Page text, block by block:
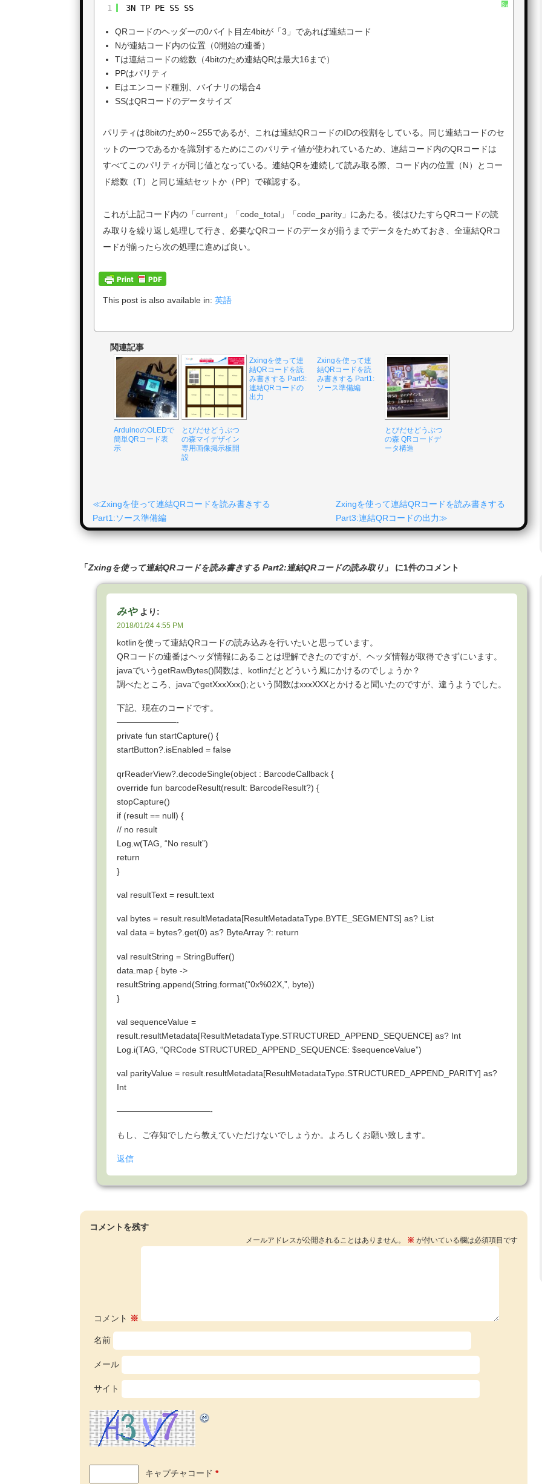
1 3N TP PE SS SS
QRコードのヘッダーの0バイト目左4bitが「3」であれば連結コード
Nが連結コード内の位置（0開始の連番）
Tは連結コードの総数（4bitのため連結QRは最大16まで）
PPはパリティ
Eはエンコード種別、バイナリの場合4
SSはQRコードのデータサイズ
パリティは8bitのため0～255であるが、これは連結QRコードのIDの役割をしている。同じ連結コードのセ
ットの一つであるかを識別するためにこのパリティ値が使われているため、連結コード内のQRコードは
すべてこのパリティが同じ値となっている。連結QRを連続して読み取る際、コード内の位置（N）とコー
ド総数（T）と同じ連結セットか（PP）で確認する。
これが上記コード内の「current」「code_total」「code_parity」にあたる。後はひたすらQRコードの読
み取りを繰り返し処理して行き、必要なQRコードのデータが揃うまでデータをためておき、全連結QRコ
ードが揃ったら次の処理に進めば良い。
This post is also available in: 英語
関連記事
ArduinoのOLEDで
簡単QRコード表
示
とびだせどうぶつ
の森マイデザイン
専用画像掲示板開
設
Zxingを使って連
結QRコードを読
み書きする Part3:
連結QRコードの
出力
Zxingを使って連
結QRコードを読
み書きする Part1:
ソース準備編
とびだせどうぶつ
の森 QRコードデ
ータ構造
Zxingを使って連結QRコードを読み書きする
Part1:ソース準備編
Zxingを使って連結QRコードを読み書きする
Part3:連結QRコードの出力
「Zxingを使って連結QRコードを読み書きする Part2:連結QRコードの読み取り 」 に1件のコメント
みや より:
2018/01/24 4:55 PM
kotlinを使って連結QRコードの読み込みを行いたいと思っています。
QRコードの連番はヘッダ情報にあることは理解できたのですが、ヘッダ情報が取得できずにいます。
javaでいうgetRawBytes()関数は、kotlinだとどういう風にかけるのでしょうか？
調べたところ、javaでgetXxxXxx();という関数はxxxXXXとかけると聞いたのですが、違うようでした。
下記、現在のコードです。
———————-
private fun startCapture() {
startButton?.isEnabled = false
qrReaderView?.decodeSingle(object : BarcodeCallback {
override fun barcodeResult(result: BarcodeResult?) {
stopCapture()
if (result == null) {
// no result
Log.w(TAG, “No result”)
return
}
val resultText = result.text
val bytes = result.resultMetadata[ResultMetadataType.BYTE_SEGMENTS] as? List
val data = bytes?.get(0) as? ByteArray ?: return
val resultString = StringBuffer()
data.map { byte ->
resultString.append(String.format(“0x%02X,”, byte))
}
val sequenceValue =
result.resultMetadata[ResultMetadataType.STRUCTURED_APPEND_SEQUENCE] as? Int
Log.i(TAG, “QRCode STRUCTURED_APPEND_SEQUENCE: $sequenceValue”)
val parityValue = result.resultMetadata[ResultMetadataType.STRUCTURED_APPEND_PARITY] as?
Int
———————————-
もし、ご存知でしたら教えていただけないでしょうか。よろしくお願い致します。
返信
コメントを残す
メールアドレスが公開されることはありません。 ※ が付いている欄は必須項目です
コメント ※
名前
メール
サイト
キャプチャコード *